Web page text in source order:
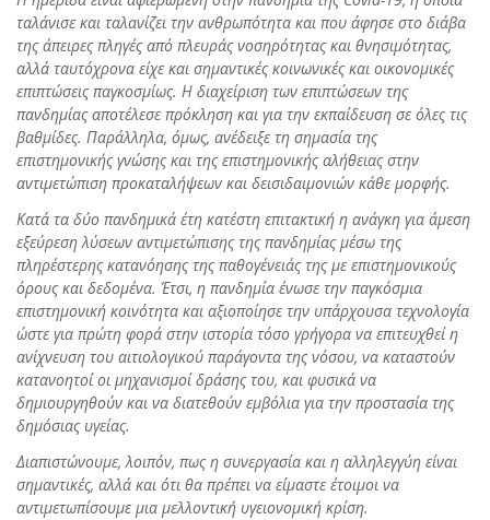
ταλάνισε και ταλανίζει την ανθρωπότητα και που άφησε στο διάβα
της άπειρες πληγές από πλευράς νοσηρότητας και θνησιμότητας,
αλλά ταυτόχρονα είχε και σημαντικές κοινωνικές και οικονομικές
επιπτώσεις παγκοσμίως. Η διαχείριση των επιπτώσεων της
πανδημίας αποτέλεσε πρόκληση και για την εκπαίδευση σε όλες τις
βαθμίδες. Παράλληλα, όμως, ανέδειξε τη σημασία της
επιστημονικής γνώσης και της επιστημονικής αλήθειας στην
αντιμετώπιση προκαταλήψεων και δεισιδαιμονιών κάθε μορφής.
Κατά τα δύο πανδημικά έτη κατέστη επιτακτική η ανάγκη για άμεση
εξεύρεση λύσεων αντιμετώπισης της πανδημίας μέσω της
πληρέστερης κατανόησης της παθογένειάς της με επιστημονικούς
όρους και δεδομένα. Έτσι, η πανδημία ένωσε την παγκόσμια
επιστημονική κοινότητα και αξιοποίησε την υπάρχουσα τεχνολογία
ώστε για πρώτη φορά στην ιστορία τόσο γρήγορα να επιτευχθεί η
ανίχνευση του αιτιολογικού παράγοντα της νόσου, να καταστούν
κατανοητοί οι μηχανισμοί δράσης του, και φυσικά να
δημιουργηθούν και να διατεθούν εμβόλια για την προστασία της
δημόσιας υγείας.
Διαπιστώνουμε, λοιπόν, πως η συνεργασία και η αλληλεγγύη είναι
σημαντικές, αλλά και ότι θα πρέπει να είμαστε έτοιμοι να
αντιμετωπίσουμε μια μελλοντική υγειονομική κρίση.